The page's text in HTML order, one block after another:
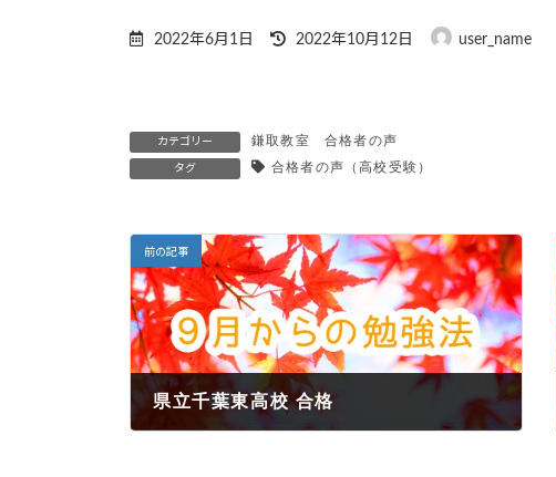
2022年6月1日 2022年10月12日 user_name
カテゴリー 鎌取教室 合格者の声
タグ 合格者の声（高校受験）
前の記事
県立千葉東高校 合格